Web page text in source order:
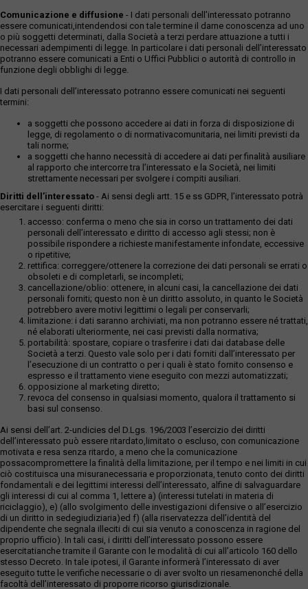
Comunicazione e diffusione - I dati personali dell’interessato potranno
essere comunicati,intendendosi con tale termine il darne conoscenza ad uno
o più soggetti determinati, dalla Società a terzi perdare attuazione a tutti i
necessari adempimenti di legge. In particolare i dati personali dell’interessato
potranno essere comunicati a Enti o Uffici Pubblici o autorità di controllo in
funzione degli obblighi di legge.
I dati personali dell’interessato potranno essere comunicati nei seguenti
termini:
a soggetti che possono accedere ai dati in forza di disposizione di
legge, di regolamento o di normativacomunitaria, nei limiti previsti da
tali norme;
a soggetti che hanno necessità di accedere ai dati per finalità ausiliare
al rapporto che intercorre tra l’interessato e la Società, nei limiti
strettamente necessari per svolgere i compiti ausiliari.
Diritti dell’interessato - Ai sensi degli artt. 15 e ss GDPR, l’interessato potrà
esercitare i seguenti diritti:
accesso: conferma o meno che sia in corso un trattamento dei dati
personali dell’interessato e diritto di accesso agli stessi; non è
possibile rispondere a richieste manifestamente infondate, eccessive
o ripetitive;
rettifica: correggere/ottenere la correzione dei dati personali se errati o
obsoleti e di completarli, se incompleti;
cancellazione/oblio: ottenere, in alcuni casi, la cancellazione dei dati
personali forniti; questo non è un diritto assoluto, in quanto le Società
potrebbero avere motivi legittimi o legali per conservarli;
limitazione: i dati saranno archiviati, ma non potranno essere né trattati,
né elaborati ulteriormente, nei casi previsti dalla normativa;
portabilità: spostare, copiare o trasferire i dati dai database delle
Società a terzi. Questo vale solo per i dati forniti dall’interessato per
l’esecuzione di un contratto o per i quali è stato fornito consenso e
espresso e il trattamento viene eseguito con mezzi automatizzati;
opposizione al marketing diretto;
revoca del consenso in qualsiasi momento, qualora il trattamento si
basi sul consenso.
Ai sensi dell’art. 2-undicies del D.Lgs. 196/2003 l’esercizio dei diritti
dell’interessato può essere ritardato,limitato o escluso, con comunicazione
motivata e resa senza ritardo, a meno che la comunicazione
possacompromettere la finalità della limitazione, per il tempo e nei limiti in cui
ciò costituisca una misuranecessaria e proporzionata, tenuto conto dei diritti
fondamentali e dei legittimi interessi dell’interessato, alfine di salvaguardare
gli interessi di cui al comma 1, lettere a) (interessi tutelati in materia di
riciclaggio), e) (allo svolgimento delle investigazioni difensive o all’esercizio
di un diritto in sedegiudiziaria)ed f) (alla riservatezza dell’identità del
dipendente che segnala illeciti di cui sia venuto a conoscenza in ragione del
proprio ufficio). In tali casi, i diritti dell’interessato possono essere
esercitatianche tramite il Garante con le modalità di cui all’articolo 160 dello
stesso Decreto. In tale ipotesi, il Garante informerà l’interessato di aver
eseguito tutte le verifiche necessarie o di aver svolto un riesamenonché della
facoltà dell’interessato di proporre ricorso giurisdizionale.